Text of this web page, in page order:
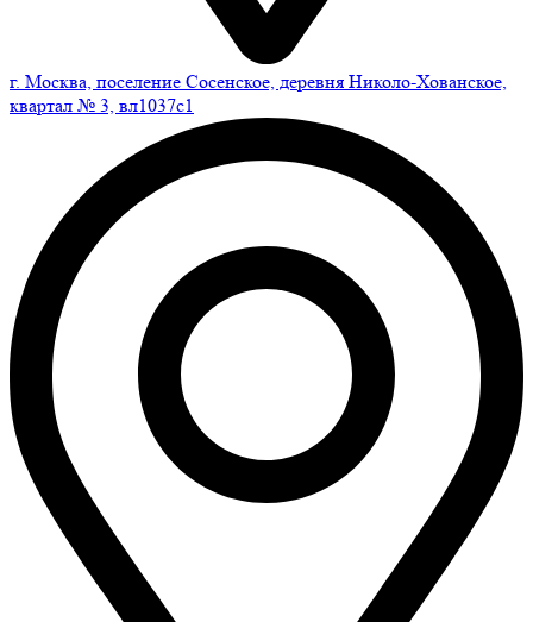
г. Москва, поселение Сосенское, деревня Николо-Хованское,
квартал № 3, вл1037с1